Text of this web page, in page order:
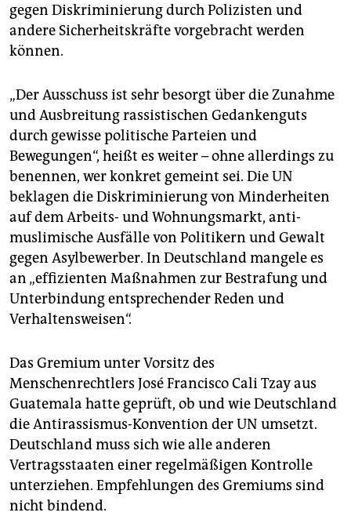
gegen Diskriminierung durch Polizisten und
andere Sicherheitskräfte vorgebracht werden
können.
„Der Ausschuss ist sehr besorgt über die Zunahme
und Ausbreitung rassistischen Gedankenguts
durch gewisse politische Parteien und
Bewegungen“, heißt es weiter – ohne allerdings zu
benennen, wer konkret gemeint sei. Die UN
beklagen die Diskriminierung von Minderheiten
auf dem Arbeits- und Wohnungsmarkt, anti-
muslimische Ausfälle von Politikern und Gewalt
gegen Asylbewerber. In Deutschland mangele es
an „effizienten Maßnahmen zur Bestrafung und
Unterbindung entsprechender Reden und
Verhaltensweisen“.
Das Gremium unter Vorsitz des
Menschenrechtlers José Francisco Cali Tzay aus
Guatemala hatte geprüft, ob und wie Deutschland
die Antirassismus-Konvention der UN umsetzt.
Deutschland muss sich wie alle anderen
Vertragsstaaten einer regelmäßigen Kontrolle
unterziehen. Empfehlungen des Gremiums sind
nicht bindend.